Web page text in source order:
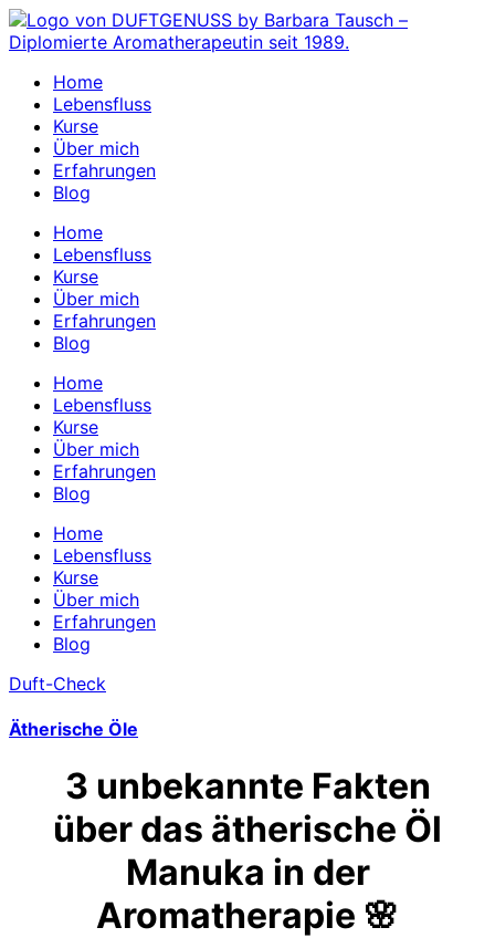
Zum
Inhalt
Home
Lebensfluss
Kurse
Über mich
Erfahrungen
Blog
Home
Lebensfluss
Kurse
Über mich
Erfahrungen
Blog
Home
Lebensfluss
Kurse
Über mich
Erfahrungen
Blog
Home
Lebensfluss
Kurse
Über mich
Erfahrungen
Blog
Duft-Check
Ätherische Öle
3 unbekannte Fakten
über das ätherische Öl
Manuka in der
Aromatherapie 🌸